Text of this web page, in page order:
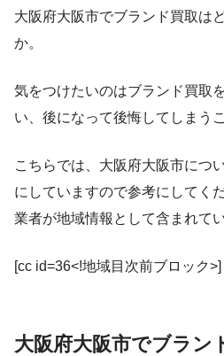
大阪府大阪市でブランド買取は
か。
気をつけたいのはブランド買取
い、後になって後悔してしまう
こちらでは、大阪府大阪市につ
にしていますので参考にしてく
業者が地域情報として含まれて
[cc id=36<!地域目次前ブロック>]
大阪府大阪市でブラン